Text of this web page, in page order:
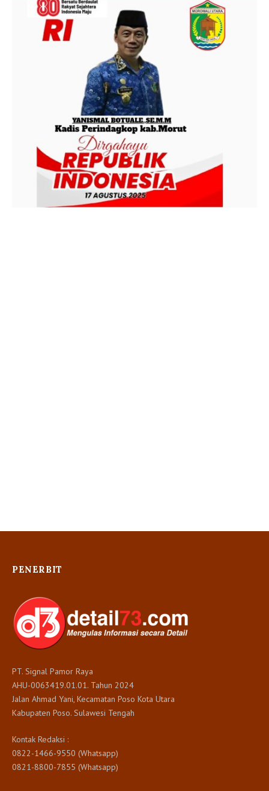
PENERBIT
PT. Signal Pamor Raya
AHU-0063419.01.01. Tahun 2024
Jalan Ahmad Yani, Kecamatan Poso Kota Utara
Kabupaten Poso. Sulawesi Tengah
Kontak Redaksi :
0822-1466-9550 (Whatsapp)
0821-8800-7855 (Whatsapp)